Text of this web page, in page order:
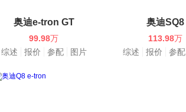
奥迪e-tron GT
99.98万
综述
报价 参配 图片
奥迪SQ8
113.98万
综述
报价 参配